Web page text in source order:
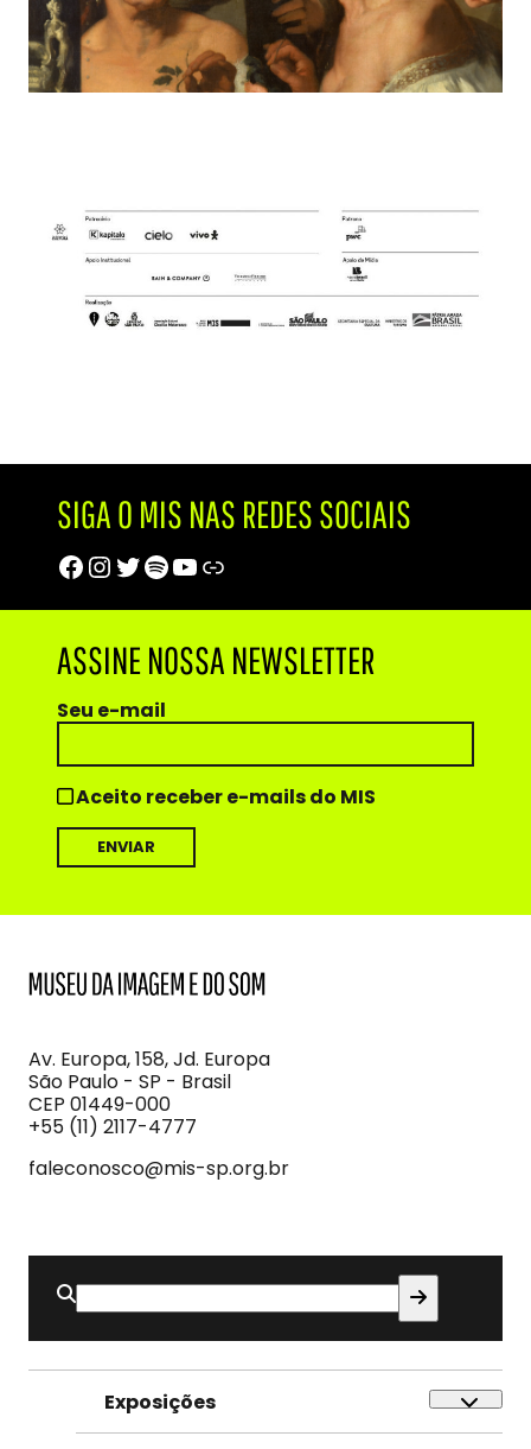
SIGA O MIS NAS REDES SOCIAIS
Facebook
Instagram
Twitter
Spotify
Youtube
Trip Advisor
ASSINE NOSSA NEWSLETTER
Seu e-mail
Aceito receber e-mails do MIS
Imagem
e
do
Som
Av. Europa, 158, Jd. Europa
São Paulo - SP - Brasil
CEP 01449-000
+55 (11) 2117-4777
faleconosco@mis-sp.org.br
Buscar
por:
Exposições